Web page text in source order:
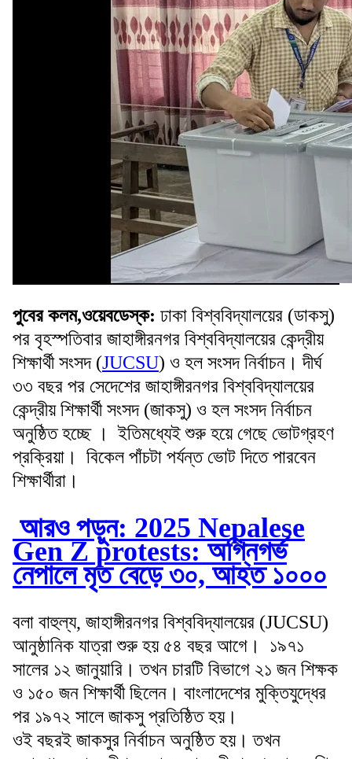
পুবের কলম,ওয়েবডেস্ক: ঢাকা বিশ্ববিদ্যালয়ের (ডাকসু)
পর বৃহস্পতিবার জাহাঙ্গীরনগর বিশ্ববিদ্যালয়ের কেন্দ্রীয়
শিক্ষার্থী সংসদ (JUCSU) ও হল সংসদ নির্বাচন। দীর্ঘ
৩৩ বছর পর সেদেশের জাহাঙ্গীরনগর বিশ্ববিদ্যালয়ের
কেন্দ্রীয় শিক্ষার্থী সংসদ (জাকসু) ও হল সংসদ নির্বাচন
অনুষ্ঠিত হচ্ছে । ইতিমধ্যেই শুরু হয়ে গেছে ভোটগ্রহণ
প্রক্রিয়া। বিকেল পাঁচটা পর্যন্ত ভোট দিতে পারবেন
শিক্ষার্থীরা।
আরও পড়ুন: 2025 Nepalese
Gen Z protests: অগ্নিগর্ভ
নেপালে মৃত বেড়ে ৩০, আহত ১০০০
বলা বাহুল্য, জাহাঙ্গীরনগর বিশ্ববিদ্যালয়ের (JUCSU)
আনুষ্ঠানিক যাত্রা শুরু হয় ৫৪ বছর আগে। ১৯৭১
সালের ১২ জানুয়ারি। তখন চারটি বিভাগে ২১ জন শিক্ষক
ও ১৫০ জন শিক্ষার্থী ছিলেন। বাংলাদেশের মুক্তিযুদ্ধের
পর ১৯৭২ সালে জাকসু প্রতিষ্ঠিত হয়।
ওই বছরই জাকসুর নির্বাচন অনুষ্ঠিত হয়। তখন